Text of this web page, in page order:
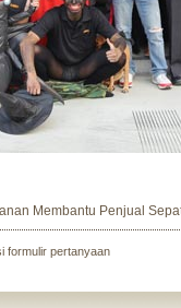
Membantu Penjual
formulir pertanyaan